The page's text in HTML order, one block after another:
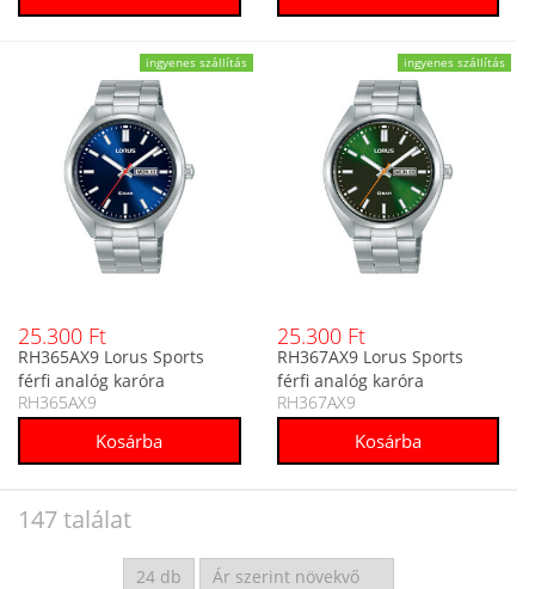
ingyenes szállítás
25.300 Ft
RH365AX9 Lorus Sports
férfi analóg karóra
RH365AX9
ingyenes szállítás
25.300 Ft
RH367AX9 Lorus Sports
férfi analóg karóra
RH367AX9
147 találat